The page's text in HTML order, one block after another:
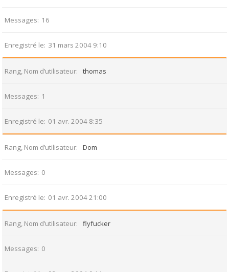
Messages 16
Enregistré le 31 mars 2004 9:10
Rang, Nom d’utilisateur thomas
Messages 1
Enregistré le 01 avr. 2004 8:35
Rang, Nom d’utilisateur Dom
Messages 0
Enregistré le 01 avr. 2004 21:00
Rang, Nom d’utilisateur flyfucker
Messages 0